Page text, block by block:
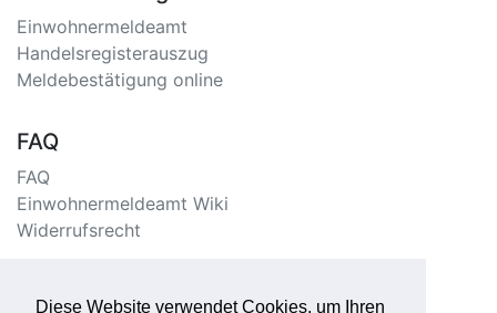
Diese Website verwendet Cookies, um Ihren
Einwohnermeldeamt
Handelsregisterauszug
Meldebestätigung online
FAQ
FAQ
Einwohnermeldeamt Wiki
Widerrufsrecht